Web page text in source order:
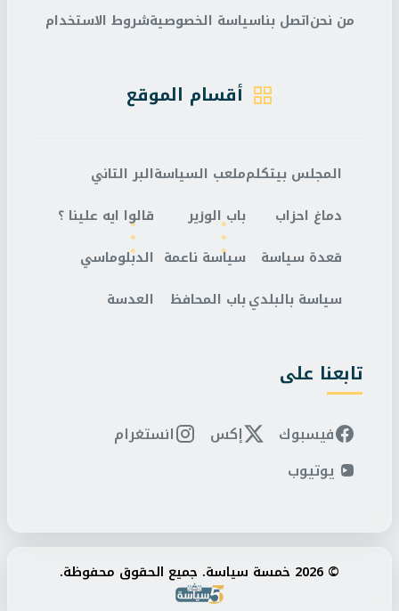
من نحناتصل بناسياسة الخصوصيةشروط الاستخدام
أقسام الموقع
المجلس بيتكلم
دماغ احزاب
قعدة سياسة
سياسة بالبلدي
ملعب السياسة
باب الوزير
سياسة ناعمة
باب المحافظ
البر التاني
قالوا ايه علينا ؟
الدبلوماسي
العدسة
تابعنا على
فيسبوك إكس
انستغرام
يوتيوب
© 2026 خمسة سياسة. جميع الحقوق محفوظة.